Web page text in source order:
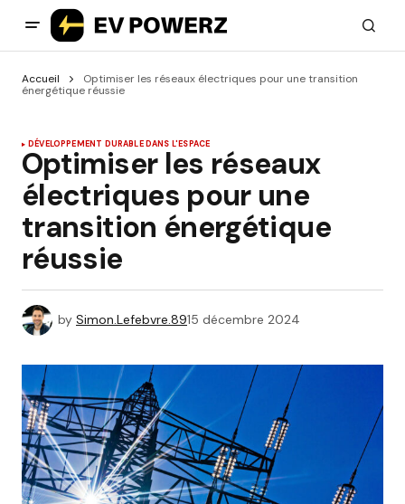
Accueil
Optimiser les réseaux électriques pour une transition
énergétique réussie
DÉVELOPPEMENT DURABLE DANS L'ESPACE
Optimiser les réseaux
électriques pour une
transition énergétique
réussie
by Simon.Lefebvre.8915 décembre 2024